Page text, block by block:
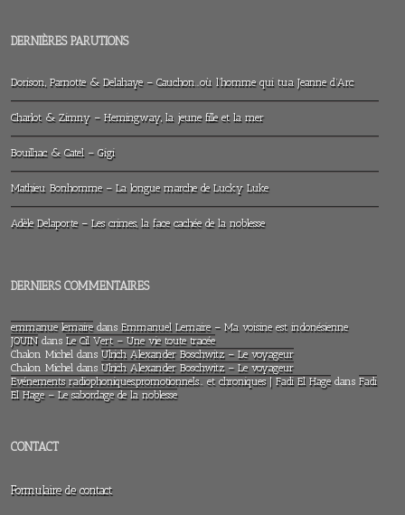
DERNIÈRES PARUTIONS
Dorison, Parnotte & Delahaye – Cauchon…où l’homme qui tua Jeanne d’Arc
Charlot & Zimny – Hemingway, la jeune fille et la mer
Bouilhac & Catel – Gigi
Mathieu Bonhomme – La longue marche de Lucky Luke
Adèle Delaporte – Les crimes, la face cachée de la noblesse
DERNIERS COMMENTAIRES
emmanue lemairedans Emmanuel Lemaire – Ma voisine est indonésienne
JOUINdans Le Cil Vert – Une vie toute tracée
Chalon Michel dans Ulrich Alexander Boschwitz – Le voyageur
Chalon Michel dans Ulrich Alexander Boschwitz – Le voyageur
Evénements radiophoniques,promotionnels… et chroniques | Fadi El Hagedans Fadi
El Hage – Le sabordage de la noblesse
CONTACT
Formulaire de contact